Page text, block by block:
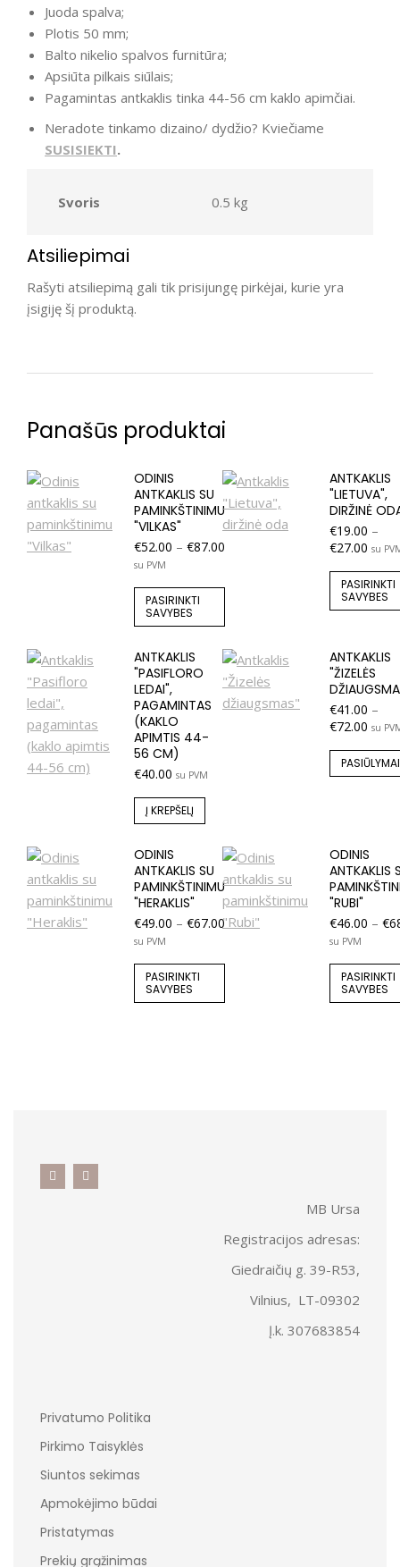
Juoda spalva;
Plotis 50 mm;
Balto nikelio spalvos furnitūra;
Apsiūta pilkais siūlais;
Pagamintas antkaklis tinka 44-56 cm kaklo apimčiai.
Neradote tinkamo dizaino/ dydžio? Kviečiame
SUSISIEKTI.
Svoris 0.5 kg
Atsiliepimai
Rašyti atsiliepimą gali tik prisijungę pirkėjai, kurie yra
įsigiję šį produktą.
Panašūs produktai
ODINIS
ANTKAKLIS SU
PAMINKŠTINIMU
"VILKAS"
€52.00 – €87.00
su PVM
PASIRINKTI
SAVYBES
ANTKAKLIS
"LIETUVA",
DIRŽINĖ
€19.00 –
€27.00 su
PASIRINKTI
SAVYBES
ANTKAKLIS
"PASIFLORO
LEDAI",
PAGAMINTAS
(KAKLO
APIMTIS 44-
56 CM)
€40.00 su PVM
Į KREPŠELĮ
ANTKAKLIS
"ŽIZELĖS
€41.00 –
€72.00 su
PASIŪLYMAI
ODINIS
ANTKAKLIS SU
PAMINKŠTINIMU
"HERAKLIS"
€49.00 – €67.00
su PVM
PASIRINKTI
SAVYBES
ODINIS
ANTKAKLIS
"RUBI"
€46.00 – €
su PVM
PASIRINKTI
SAVYBES
MB Ursa
Registracijos adresas:
Giedraičių g. 39-R53,
Vilnius, LT-09302
Į.k. 307683854
Privatumo Politika
Pirkimo Taisyklės
Siuntos sekimas
Apmokėjimo būdai
Pristatymas
Prekių grąžinimas